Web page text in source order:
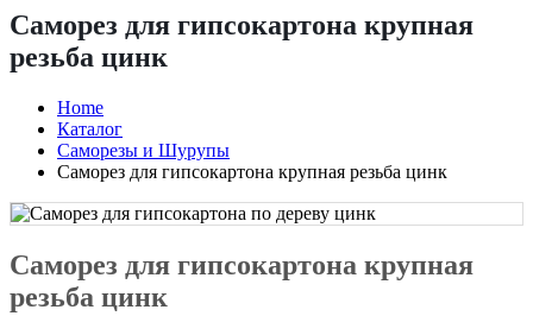
Саморез для гипсокартона крупная
резьба цинк
Home
Каталог
Саморезы и Шурупы
Саморез для гипсокартона крупная резьба цинк
Саморез для гипсокартона крупная
резьба цинк